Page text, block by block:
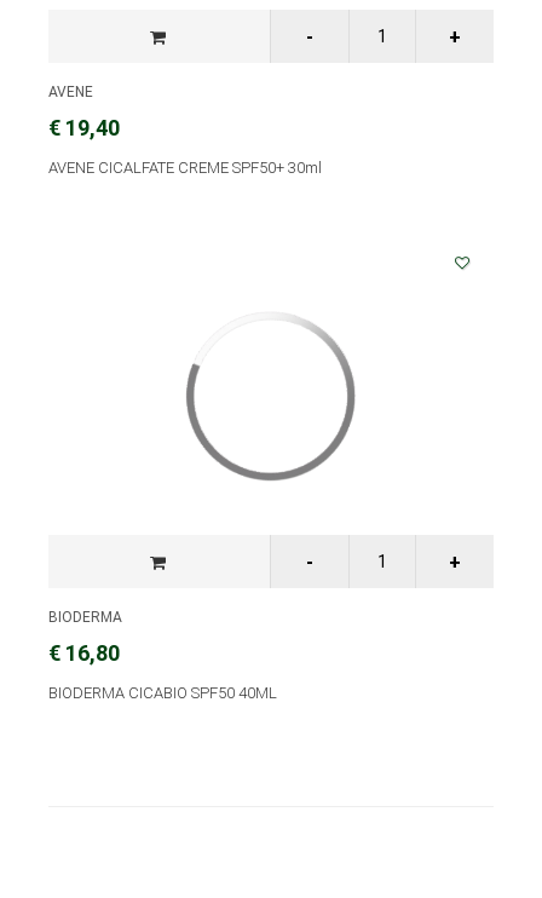
AVENE
€ 19,40
AVENE CICALFATE CREME SPF50+ 30ml
BIODERMA
€ 16,80
BIODERMA CICABIO SPF50 40ML